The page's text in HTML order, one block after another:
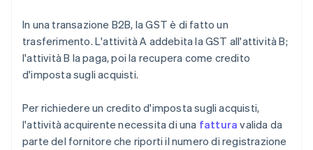
In una transazione B2B, la GST è di fatto un
trasferimento. L'attività A addebita la GST all'attività B;
l'attività B la paga, poi la recupera come credito
d'imposta sugli acquisti.
Per richiedere un credito d'imposta sugli acquisti,
l'attività acquirente necessita di una fattura valida da
parte del fornitore che riporti il numero di registrazione